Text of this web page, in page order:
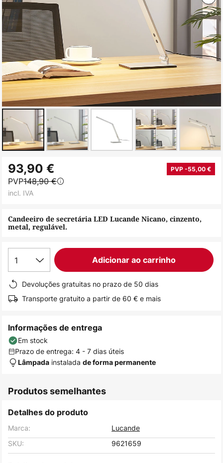
para
início
Galeria
de
imagens
Candeeiro de secretária LED Lucande Nicano, cinzento,
metal, regulável.
93,90 € PVP -55,00 €
PVP148,90 €
incl. IVA
1 Adicionar ao carrinho
Devoluções gratuitas no prazo de 50 dias
Transporte gratuito a partir de 60 € e mais
Informações de entrega
Em stock
Prazo de entrega: 4 - 7 dias úteis
Lâmpada instalada de forma permanente
Produtos semelhantes
Detalhes do produto
Marca:
Lucande
SKU:
9621659